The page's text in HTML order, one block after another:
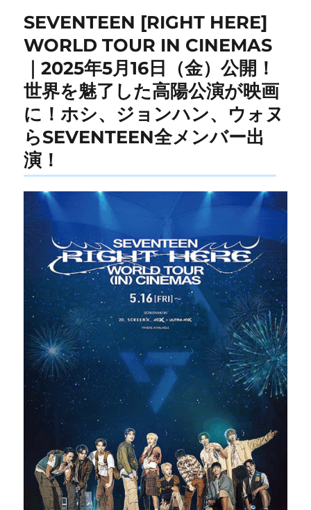
SEVENTEEN [RIGHT HERE]
WORLD TOUR IN CINEMAS
｜2025年5月16日（金）公開！
世界を魅了した高陽公演が映画
に！ホシ、ジョンハン、ウォヌ
らSEVENTEEN全メンバー出
演！